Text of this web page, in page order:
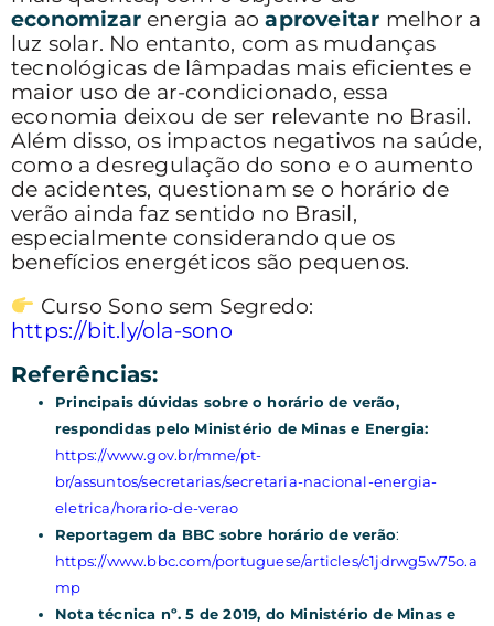
economizar energia aoaproveitar melhor a
luz solar. No entanto, com as mudanças
tecnológicas de lâmpadas mais eficientes e
maior uso de ar-condicionado, essa
economia deixou de ser relevante no Brasil.
Além disso, os impactos negativos na saúde,
como a desregulação do sono e o aumento
de acidentes, questionam se o horário de
verão ainda faz sentido no Brasil,
especialmente considerando que os
benefícios energéticos são pequenos.
Curso Sono sem Segredo:
https://bit.ly/ola-sono
Referências:
Principais dúvidas sobre o horário de verão,
respondidas pelo Ministério de Minas e Energia:
https://www.gov.br/mme/pt-
br/assuntos/secretarias/secretaria-nacional-energia-
eletrica/horario-de-verao
Reportagem da BBC sobre horário de verão:
https://www.bbc.com/portuguese/articles/c1jdrwg5w75o.a
mp
Nota técnica nº. 5 de 2019, do Ministério de Minas e